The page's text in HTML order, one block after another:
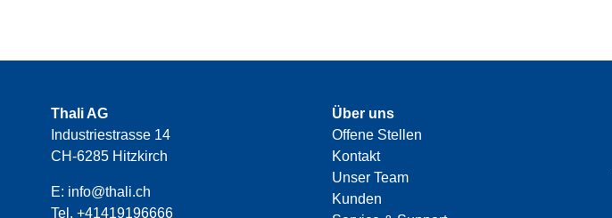
Thali AG
Industriestrasse 14
CH-6285 Hitzkirch
E: info@thali.ch
Tel. +41419196666
Über uns
Offene Stellen
Kontakt
Unser Team
Kunden